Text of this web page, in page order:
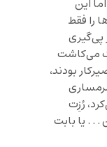
این
را فقط
پی‌گیری
می‌کاشت
بودند،
رُزِت
. . . یا بابت